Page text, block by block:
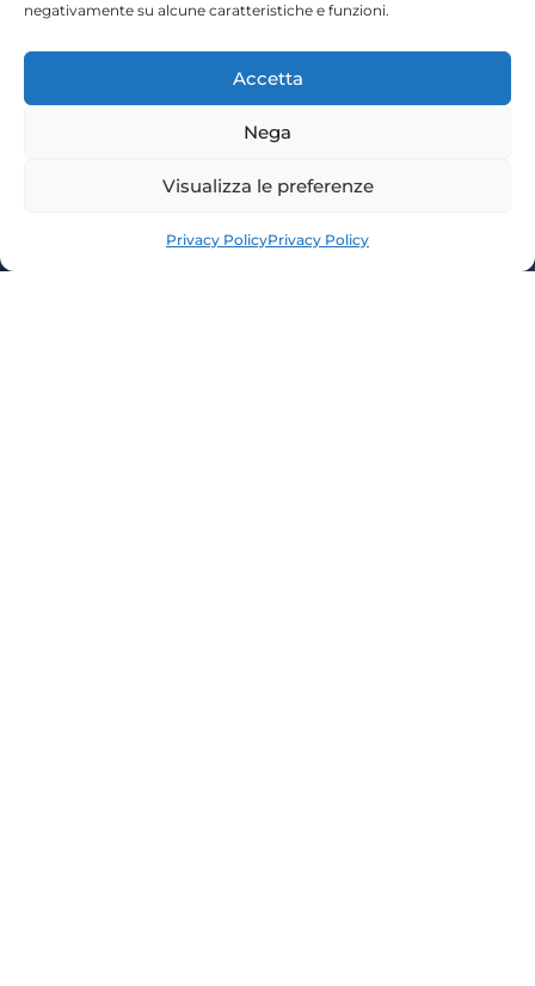
negativamente su alcune caratteristiche e funzioni.
Accetta
Nega
Visualizza le preferenze
Privacy PolicyPrivacy Policy